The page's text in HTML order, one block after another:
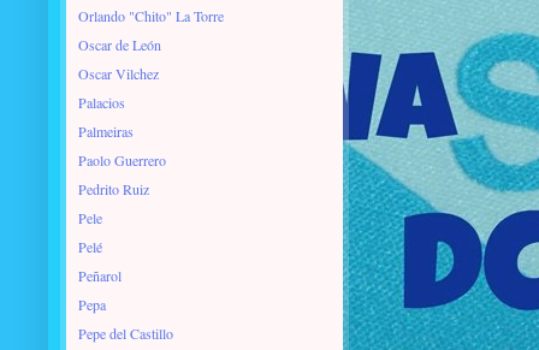
Orlando "Chito" La Torre
Oscar de León
Oscar Vilchez
Palacios
Palmeiras
Paolo Guerrero
Pedrito Ruiz
Pele
Pelé
Peñarol
Pepa
Pepe del Castillo